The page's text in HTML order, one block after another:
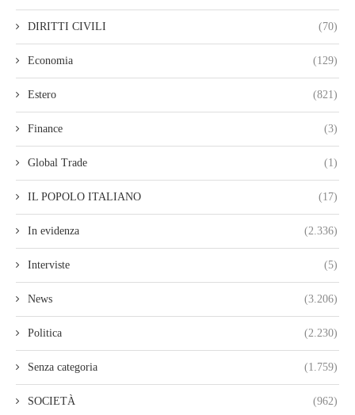
DIRITTI CIVILI (70)
Economia (129)
Estero (821)
Finance (3)
Global Trade (1)
IL POPOLO ITALIANO (17)
In evidenza (2.336)
Interviste (5)
News (3.206)
Politica (2.230)
Senza categoria (1.759)
SOCIETÀ (962)